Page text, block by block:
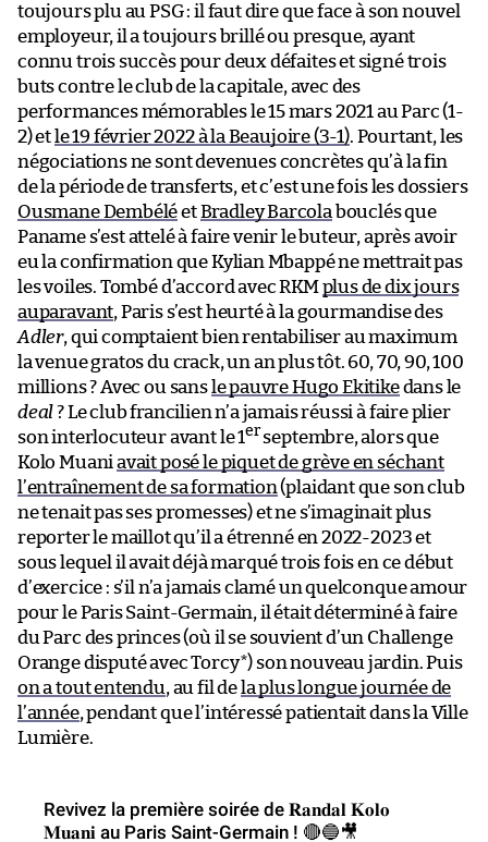
toujours plu au PSG : il faut dire que face à son nouvel
employeur, il a toujours brillé ou presque, ayant
connu trois succès pour deux défaites et signé trois
buts contre le club de la capitale, avec des
performances mémorables le 15 mars 2021 au Parc (1-
2) et le 19 février 2022 à la Beaujoire (3-1). Pourtant, les
négociations ne sont devenues concrètes qu’à la fin
de la période de transferts, et c’est une fois les dossiers
Ousmane DembéléetBradley Barcola bouclés que
Paname s’est attelé à faire venir le buteur, après avoir
eu la confirmation que Kylian Mbappé ne mettrait pas
les voiles. Tombé d’accord avec RKMplus de dix jours
auparavant, Paris s’est heurté à la gourmandise des
Adler, qui comptaient bien rentabiliser au maximum
la venue gratos du crack, un an plus tôt. 60, 70, 90, 100
millions ? Avec ou sans le pauvre Hugo Ekitikedans le
deal? Le club francilien n’a jamais réussi à faire plier
son interlocuteur avant le 1er septembre, alors que
Kolo Muaniavait posé le piquet de grève en séchant
l’entraînement de sa formation(plaidant que son club
ne tenait pas ses promesses) et ne s’imaginait plus
reporter le maillot qu’il a étrenné en 2022-2023 et
sous lequel il avait déjà marqué trois fois en ce début
d’exercice : s’il n’a jamais clamé un quelconque amour
pour le Paris Saint-Germain, il était déterminé à faire
du Parc des princes (où il se souvient d’un Challenge
Orange disputé avec Torcy*) son nouveau jardin. Puis
on a tout entendu, au fil de la plus longue journée de
l’année, pendant que l’intéressé patientait dans la Ville
Lumière.
Revivez la première soirée de 𝐑𝐚𝐧𝐝𝐚𝐥 𝐊𝐨𝐥𝐨
𝐌𝐮𝐚𝐧𝐢 au Paris Saint-Germain ! 🔴🔵🎥